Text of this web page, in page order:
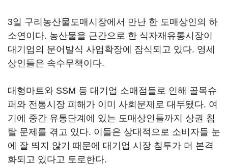
3일 구리농산물도매시장에서 만난 한 도매상인의 하
소연이다. 농산물을 근간으로 한 식자재유통시장이
대기업의 문어발식 사업확장에 잠식되고 있다. 영세
상인들은 속수무책이다.
대형마트와 SSM 등 대기업 소매점들로 인해 골목슈
퍼와 전통시장 피해가 이미 사회문제로 대두됐다. 여
기에 중간 유통단계에 있는 도매상인들까지 상권 침
탈 문제를 겪고 있다. 이들은 상대적으로 소비자들 눈
에 잘 띄지 않기 때문에 대기업 시장 침투가 더 본격
화되고 있다고 토로한다.